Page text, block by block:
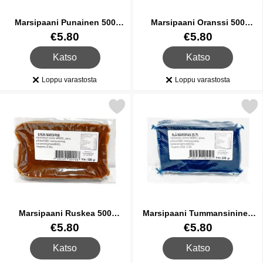
Marsipaani Punainen 500
Grammaa
Tuote.nro 26589
€5.80
Katso
, Marsipaani Punainen 500 Grammaa
Saatavuus:
Loppu varastosta
Marsipaani Oranssi 500
Grammaa
Tuote.nro 26591
€5.80
Katso
, Marsipaani Oranssi
Saatavuus:
Loppu varastosta
Marsipaani Ruskea 500
Grammaa
Tuote.nro 26592
€5.80
Katso
, Marsipaani Ruskea 500 Grammaa
Merkitse marsipaani Ruskea 500 Grammaa suosikiksi
Marsipaani Tummansininen
500 Grammaa
Tuote.nro 26593
€5.80
Katso
, Marsipaani
Merkitse marsipaani